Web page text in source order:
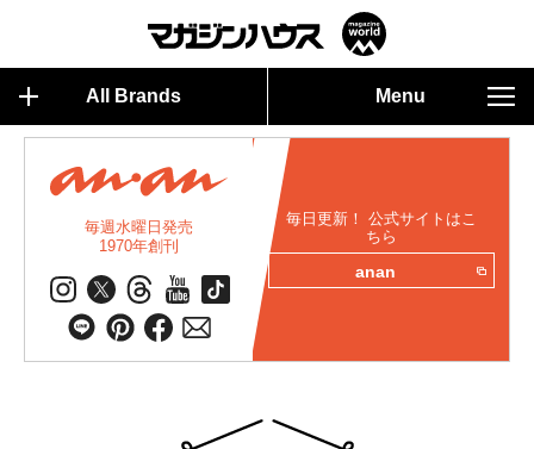
All Brands Menu
毎週水曜日発売
1970年創刊
毎日更新！ 公式サイトはこ
ちら
anan